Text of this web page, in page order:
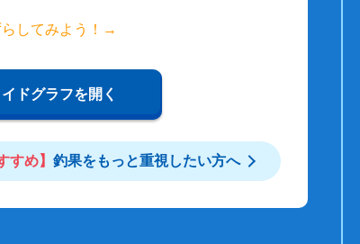
してみよう！→
ドグラフを開く
すめ】 釣果をもっと重視したい方へ